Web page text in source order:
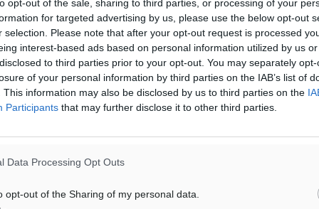
opt-out of the sale, sharing to third parties, or processing of your
for targeted advertising by us, please use the below opt-out
selection. Please note that after your opt-out request is processed
interest-based ads based on personal information utilized by us
to third parties prior to your opt-out. You may separately
of your personal information by third parties on the IAB’s list of
This information may also be disclosed by us to third parties on the
Participants that may further disclose it to other third parties.
Data Processing Opt Outs
opt-out of the Sharing of my personal data.
χρήσιμο εργαλείο οι
συμμετέχει μόνος του
τη στήριξή μας», δήλωσε
της
με πόρους του ΕΣΠΑ.
τουρισμό», δήλωσε
και στην τουριστική
θα πραγματοποιηθεί
ΕΣΠΑ: Επιδοτήσεις ρεκόρ
εκατ. ευρώ για τις νέες
τουριστικές ΜμΕ - Νέοι
με επενδύσεις 1,6 δισ. ευρώ
Το ποσό – ρεκόρ των 856
του προγράμματος